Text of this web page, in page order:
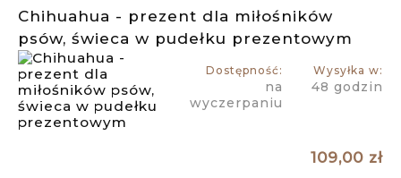
Chihuahua - prezent dla miłośników
psów, świeca w pudełku prezentowym
Dostępność:
na
wyczerpaniu
Wysyłka w:
48 godzin
109,00 zł